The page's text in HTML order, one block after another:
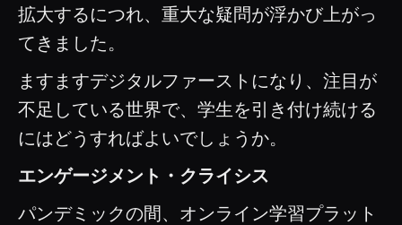
拡大するにつれ、重大な疑問が浮かび上がっ
てきました。
ますますデジタルファーストになり、注目が
不足している世界で、学生を引き付け続ける
にはどうすればよいでしょうか。
エンゲージメント・クライシス
パンデミックの間、オンライン学習プラット